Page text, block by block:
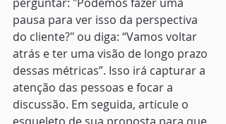
pausa para ver isso da perspectiva
do cliente?" ou diga: “Vamos voltar
atrás e ter uma visão de longo prazo
dessas métricas”. Isso irá capturar a
atenção das pessoas e focar a
discussão. Em seguida, articule o